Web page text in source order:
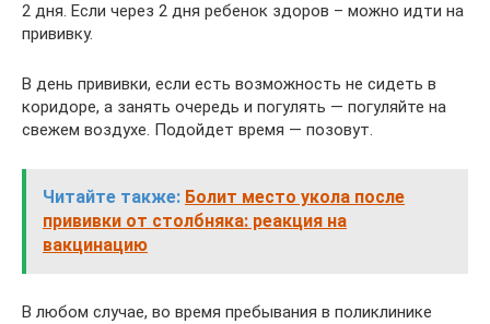
2 дня. Если через 2 дня ребенок здоров – можно идти на
прививку.
В день прививки, если есть возможность не сидеть в
коридоре, а занять очередь и погулять — погуляйте на
свежем воздухе. Подойдет время — позовут.
Читайте также: Болит место укола после
прививки от столбняка: реакция на
вакцинацию
В любом случае, во время пребывания в поликлинике